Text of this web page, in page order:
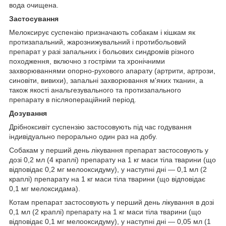
вода очищена.
Застосування
Мелоксирує суспензію призначають собакам і кішкам як
протизапальний, жарознижувальний і протибольовий
препарат у разі запальних і больових синдромів різного
походження, включно з гостріми та хронічними
захворюваннями опорно-рухового апарату (артрити, артрози,
синовіти, вивихи), запальні захворювання м'яких тканин, а
також якості анальгезувального та протизапального
препарату в післяопераційний період.
Дозування
Дрібноксивіт суспензію застосовують під час годування
індивідуально перорально один раз на добу.
Собакам у перший день лікування препарат застосовують у
дозі 0,2 мл (4 краплі) препарату на 1 кг маси тіла тварини (що
відповідає 0,2 мг мелооксидуму), у наступні дні — 0,1 мл (2
краплі) препарату на 1 кг маси тіла тварини (що відповідає
0,1 мг мелоксидама).
Котам препарат застосовують у перший день лікування в дозі
0,1 мл (2 краплі) препарату на 1 кг маси тіла тварини (що
відповідає 0,1 мг мелооксидуму), у наступні дні — 0,05 мл (1